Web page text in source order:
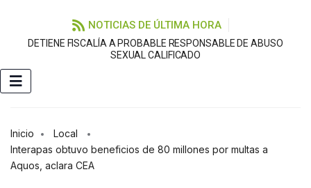
NOTICIAS DE ÚLTIMA HORA
DETIENE FISCALÍA A PROBABLE RESPONSABLE DE ABUSO
SEXUAL CALIFICADO
Inicio
Local
Interapas obtuvo beneficios de 80 millones por multas a
Aquos, aclara CEA